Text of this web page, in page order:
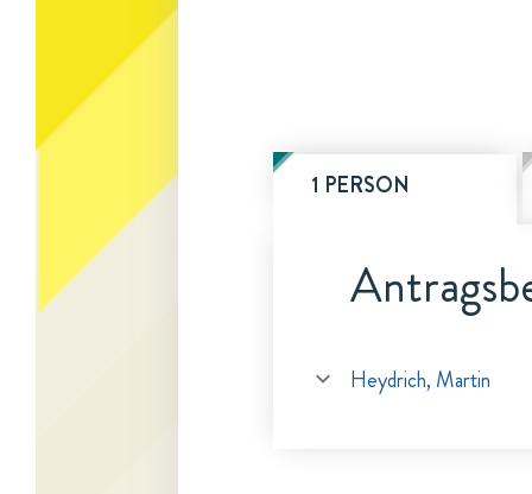
1 PERSON
Heydrich, Martin